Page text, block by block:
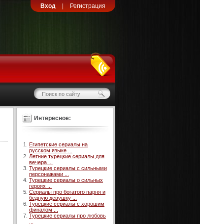
Вход Регистрация
Интересное:
Египетские сериалы на
русском языке ...
Летние турецкие сериалы для
вечера ...
Турецкие сериалы с сильными
персонажами ...
Турецкие сериалы о сильных
героях ...
Сериалы про богатого парня и
бедную девушку ...
Турецкие сериалы с хорошим
финалом ...
Турецкие сериалы про любовь